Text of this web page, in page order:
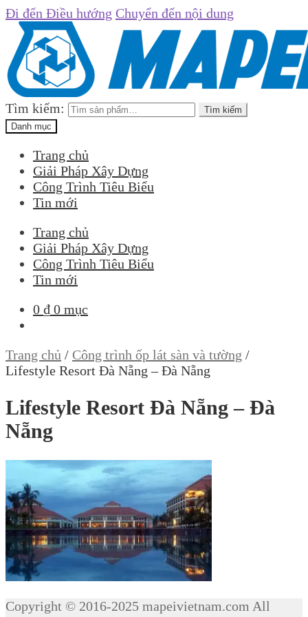
Đi đến Điều hướng Chuyển đến nội dung
Tìm kiếm:
Tìm kiếm
Danh mục
Trang chủ
Giải Pháp Xây Dựng
Công Trình Tiêu Biểu
Tin mới
Trang chủ
Giải Pháp Xây Dựng
Công Trình Tiêu Biểu
Tin mới
0 ₫ 0 mục
Trang chủ / Công trình ốp lát sàn và tường /
Lifestyle Resort Đà Nẵng – Đà Nẵng
Lifestyle Resort Đà Nẵng – Đà
Nẵng
Copyright © 2016-2025 mapeivietnam.com All